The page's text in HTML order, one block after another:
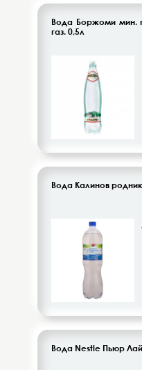
Вода Боржоми мин.
газ. 0,5л
Вода Калинов родник
Вода Nestle Пьюр